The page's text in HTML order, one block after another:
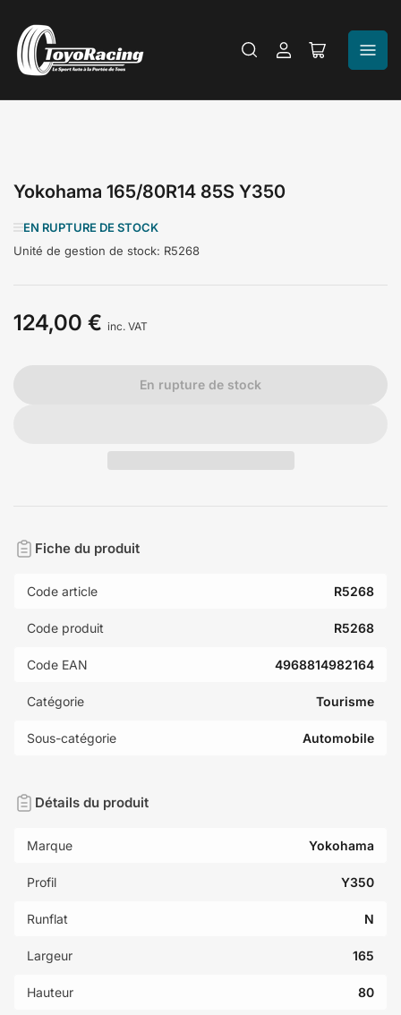
Se
Ouvrir
Yokohama 165/80R14 85S Y350
EN RUPTURE DE STOCK
Unité de gestion de stock: R5268
Prix
124,00 € inc. VAT
En rupture de stock
Fiche du produit
Code article R5268
Code produit R5268
Code EAN 4968814982164
Catégorie Tourisme
Sous-catégorie Automobile
Détails du produit
Marque Yokohama
Profil Y350
Runflat N
Largeur 165
Hauteur 80